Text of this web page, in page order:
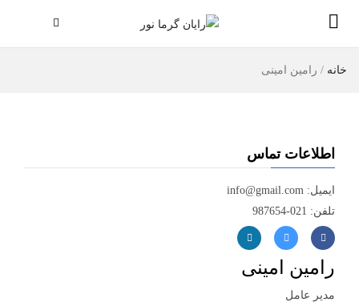
خانه / رامین امینی
اطلاعات تماس
ایمیل: info@gmail.com
تلفن: 021-987654
رامین امینی
مدیر عامل